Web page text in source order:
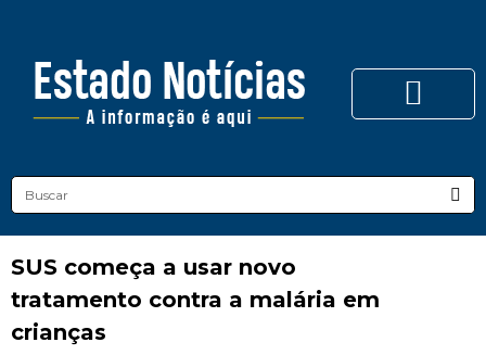
SUS começa a usar novo
tratamento contra a malária em
crianças